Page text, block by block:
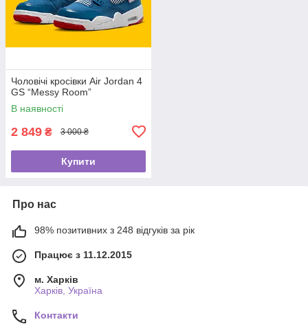
Чоловічі кросівки Air Jordan 4
GS “Messy Room”
В наявності
2 849 ₴ 3 000 ₴
Купити
Про нас
98% позитивних з 248 відгуків за рік
Працює з 11.12.2015
м. Харків
Харків, Україна
Контакти